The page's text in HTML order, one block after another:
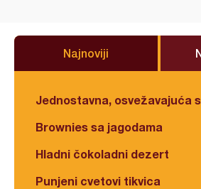
Najnoviji
Jednostavna, osvežavajuća
Brownies sa jagodama
Hladni čokoladni dezert
Punjeni cvetovi tikvica